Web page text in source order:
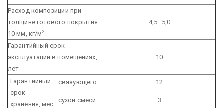
Расход композиции при
толщине готового покрытия
10 мм, кг/м2
4,5...5,0
Гарантийный срок
эксплуатации в помещениях,
лет
10
Гарантийный
срок
хранения, мес.
связующего 12
сухой смеси 3